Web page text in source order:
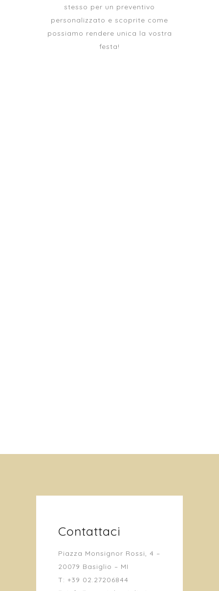
stesso per un preventivo
personalizzato e scoprite come
possiamo rendere unica la vostra
festa!
Contattaci
Piazza Monsignor Rossi, 4 –
20079 Basiglio – MI
T: +39 02.27206844